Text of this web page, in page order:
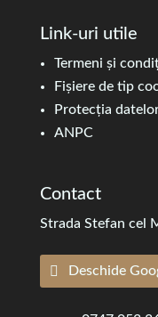
Link-uri utile
Termeni și
Fișiere de tip
Protecția
ANPC
Contact
Strada Stefan cel
Deschide